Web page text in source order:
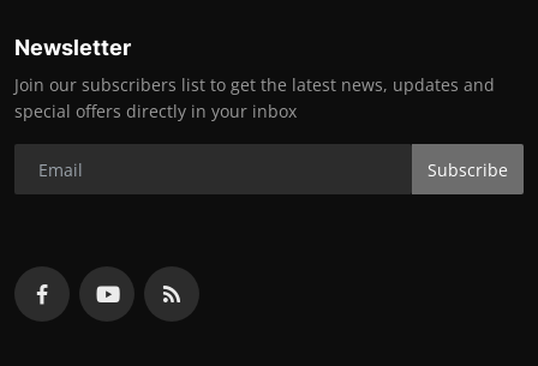
Newsletter
Join our subscribers list to get the latest news, updates and
special offers directly in your inbox
Subscribe